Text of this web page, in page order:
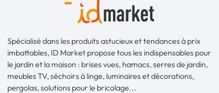
Spécialisé dans les produits astucieux et tendances à prix
imbattables, ID Market propose tous les indispensables pour
le jardin et la maison : brises vues, hamacs, serres de jardin,
meubles TV, séchoirs à linge, luminaires et décorations,
pergolas, solutions pour le bricolage...